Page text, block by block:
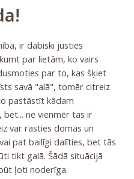
ir dabiski justies
par lietām, ko vairs
par to, kas šķiet
savā "alā", tomēr citreiz
pastāstīt kādam
ne vienmēr tas ir
var rasties domas un
pat bailīgi dalīties, bet tās
tikt galā. Šādā situācijā
ļoti noderīga.